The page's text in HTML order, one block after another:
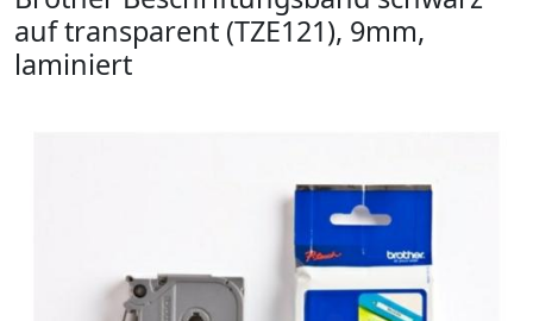
auf transparent (TZE121), 9mm,
laminiert